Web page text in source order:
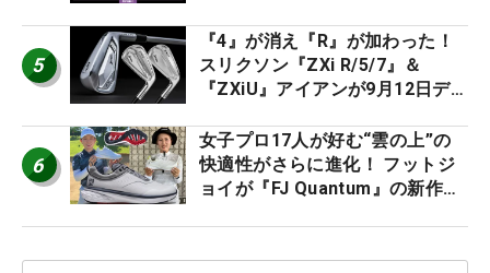
5
『4』が消え『R』が加わった！
スリクソン『ZXi R/5/7』＆
『ZXiU』アイアンが9月12日デ
6
女子プロ17人が好む“雲の上”の
快適性がさらに進化！ フットジ
ョイが『FJ Quantum』の新作を